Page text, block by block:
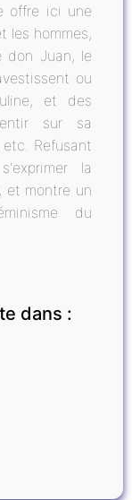
offre ici une
les hommes,
don Juan, le
ou
et des
sur sa
Refusant
la
montre un
du
dans :